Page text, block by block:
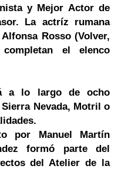
y Mejor Actor de
La actríz rumana
Rosso (Volver,
el elenco
a lo largo de ocho
Nevada, Motril o
por Manuel Martín
formó parte del
del Atelier de la